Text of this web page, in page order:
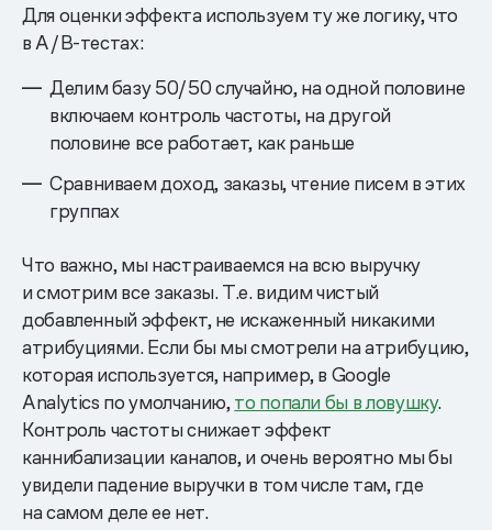
Для оценки эффекта используем ту же логику, что
в A/B-тестах:
Делим базу 50/50 случайно, на одной половине
включаем контроль частоты, на другой
половине все работает, как раньше
Сравниваем доход, заказы, чтение писем в этих
группах
Что важно, мы настраиваемся на всю выручку
и смотрим все заказы. Т.е. видим чистый
добавленный эффект, не искаженный никакими
атрибуциями. Если бы мы смотрели на атрибуцию,
которая используется, например, в Google
Analytics по умолчанию,то попали бы в ловушку.
Контроль частоты снижает эффект
каннибализации каналов, и очень вероятно мы бы
увидели падение выручки в том числе там, где
на самом деле ее нет.